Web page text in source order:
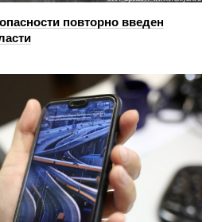
повторно введен